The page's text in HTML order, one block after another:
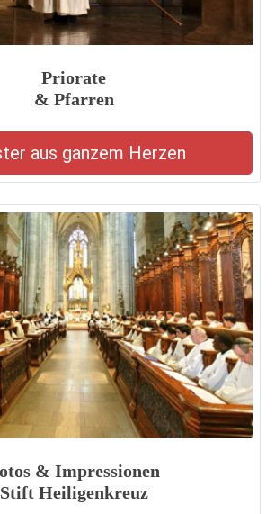
Priorate
& Pfarren
aus ganzem Herzen
& Impressionen
Stift Heiligenkreuz